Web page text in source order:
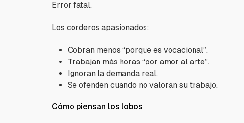
Error fatal.
Los corderos apasionados:
Cobran menos “porque es vocacional”.
Trabajan más horas “por amor al arte”.
Ignoran la demanda real.
Se ofenden cuando no valoran su trabajo.
Cómo piensan los lobos